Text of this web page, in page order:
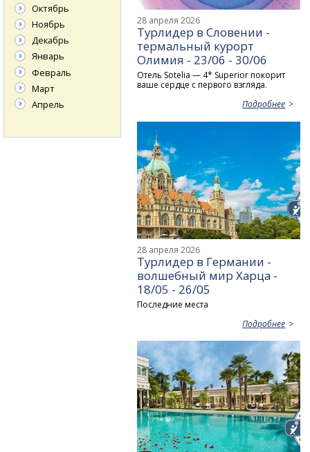
28 апреля 2026
Турлидер в Словении -
термальный курорт
Олимия - 23/06 - 30/06
Отель Sotelia — 4* Superior покорит
ваше сердце с первого взгляда.
Подробнее
28 апреля 2026
Турлидер в Германии -
волшебный мир Харца -
18/05 - 26/05
Последние места
Подробнее
Октябрь
Ноябрь
Декабрь
Январь
Февраль
Март
Апрель